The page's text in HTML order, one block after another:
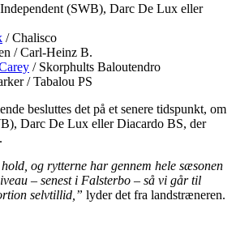
(SWB), Darc De Lux eller
/ Chalisco
/ Carl-Heinz B.
/ Skorphults Baloutendro
/ Tabalou PS
besluttes det på et senere tidspunkt, om
Darc De Lux eller Diacardo BS, der
og rytterne har gennem hele sæsonen
– senest i Falsterbo – så vi går til
selvtillid,” lyder det fra landstræneren.